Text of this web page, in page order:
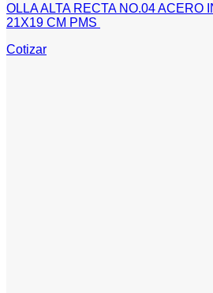
OLLA ALTA RECTA NO.04 ACERO
21X19 CM PMS
Cotizar